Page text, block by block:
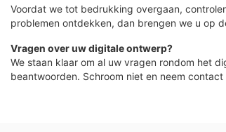
Voordat we tot bedrukking overgaan,
problemen ontdekken, dan brengen we u op
Vragen over uw digitale ontwerp?
We staan klaar om al uw vragen rondom het
beantwoorden. Schroom niet en neem